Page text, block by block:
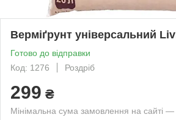
Верміґрунт універсальний
Готово до відправки
Код: 1276
Роздріб
299 ₴
Мінімальна сума замовлення на сайті